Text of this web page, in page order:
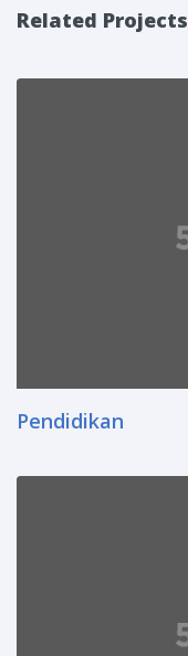
Related Projects
Pendidikan